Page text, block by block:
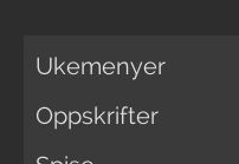
Ukemenyer
Oppskrifter